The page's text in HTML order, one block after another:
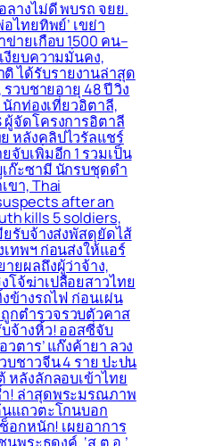
ลางไม่ดี พบรถ จยย.
ไทยทิพย์’ เขย่า
ายเกือบ 1500 คน–
งียบความมั่นคง,
ได้รับรายงานล่าสุด
วบชายอายุ 48 ปี วิ่ง
นักท่องเที่ยวอิตาลี,
ผู้จัดโครงการอิตาลี
หลังคลิปไวรัลแชร์
จับเพิ่มอีก 1 รวมเป็น
ก๊ะซามี นักรบชุดดำ
ขา, Thai
after an
kills 5 soldiers,
ยรับจ้างส่งพัสดุยัดไส้
เทพฯ ก่อนส่งให้แอร์
ยผลถึงผู้ว่าจ้าง,
จ้ฆ่าเปลือยสาวไทย
ข้างรถไฟ ก่อนเผ่น
กตำรวจรวบตัวคาส
จ้างหิ้ว! ออสซี่จับ
ตาร’ แก๊งค้ายา ลวง
บชาวจีน 4 ราย ปะปน
หลังลักลอบเข้าไทย
! ล่าสุดพระมรณภาพ
แถวตะโกนบอก
อกหนัก! เผยอาการ